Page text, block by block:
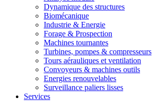
Dynamique des structures
Biomécanique
Industrie & Energie
Forage & Prospection
Machines tournantes
Turbines, pompes & compresseurs
Tours aérauliques et ventilation
Convoyeurs & machines outils
Energies renouvelables
Surveillance paliers lisses
Services